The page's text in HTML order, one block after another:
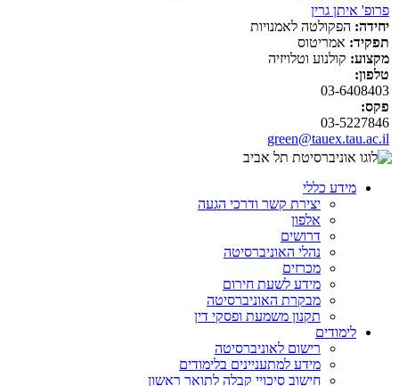
פרופ' איתן גרין
יחידה: הפקולטה לאמנויות
תפקיד: אמריטוס
מקצוע: קולנוע וטלויזיה
טלפון:
03-6408403
פקס:
03-5227846
green@tauex.tau.ac.il
מידע כללי
יצירת קשר ודרכי הגעה
אלפון
דרושים
נהלי האוניברסיטה
מכרזים
מידע לשעת חירום
מבקרת האוניברסיטה
תקנון משמעת ופסקי דין
לימודים
רישום לאוניברסיטה
מידע למתעניינים בלימודים
חישוב סיכויי קבלה לתואר ראשון